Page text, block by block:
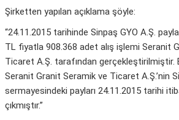
Şirketten yapılan açıklama şöyle:
“24.11.2015 tarihinde Sinpaş GYO A.Ş.
TL fiyatla 908.368 adet alış işlemi Seranit
Ticaret A.Ş. tarafından gerçekleştirilmiştir.
Seranit Granit Seramik ve Ticaret A.Ş.’nin
sermayesindeki payları 24.11.2015 tarihi
çıkmıştır.”